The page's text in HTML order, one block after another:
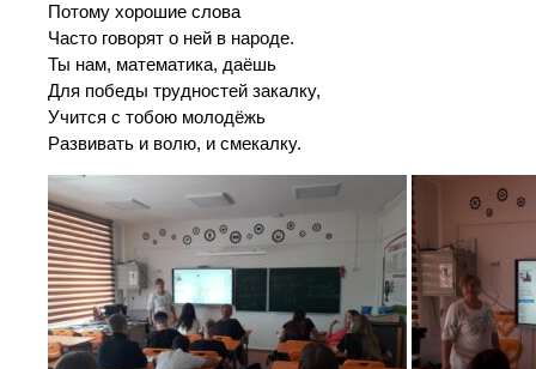
Потому хорошие слова
Часто говорят о ней в народе.
Ты нам, математика, даёшь
Для победы трудностей закалку,
Учится с тобою молодёжь
Развивать и волю, и смекалку.